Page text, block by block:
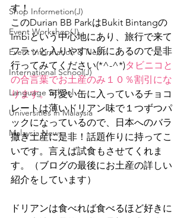
Shop Informetion(J)
Event Workshop(J)
Event Information & News
International School(J)
Language School
Universities in Malaysia
Malaysia News
す！
このDurian BB ParkはBukit Bintangの
Imbiという中心地にあり、旅行で来て
フラッと入りやすい所にあるので是非
行ってみてください(*^-^*)タビニコと
の合言葉でお土産のみ１０％割引にな
ります。 可愛い缶に入っているチョコ
レートは薄いドリアン味で１つずつパ
ックになっているので、日本へのバラ
撒き土産に是非！話題作りに持ってこ
いです。言えば試食もさせてくれま
す。（ブログの最後にお土産の詳しい
紹介をしています）
ドリアンは食べれば食べるほど好きに